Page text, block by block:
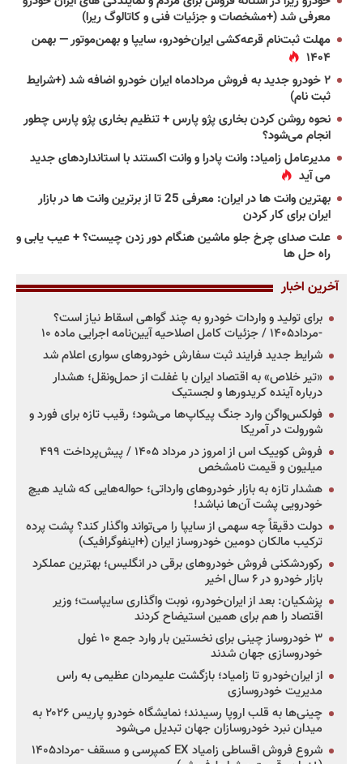
معرفی شد (+مشخصات و جزئیات فنی و کاتالوگ ریرا)
مهلت ثبت‌نام قرعه‌کشی ایران‌خودرو، سایپا و بهمن‌موتور — بهمن
۱۴۰۴
۲ خودرو جدید به فروش مردادماه ایران خودرو اضافه شد (+شرایط
ثبت نام)
نحوه روشن کردن بخاری پژو پارس + تنظیم بخاری پژو پارس چطور
انجام می‌شود؟
مدیرعامل زامیاد: وانت پادرا و وانت اکستند با استانداردهای جدید
می آید
بهترین وانت ها در ایران: معرفی 25 تا از برترین وانت ها در بازار
ایران برای کار کردن
علت صدای چرخ جلو ماشین هنگام دور زدن چیست؟ + عیب یابی و
راه حل ها
آخرین اخبار
برای تولید و واردات خودرو به چند گواهی اسقاط نیاز است؟
-مرداد۱۴۰۵ / جزئیات کامل اصلاحیه آیین‌نامه اجرایی ماده ۱۰
شرایط جدید فرایند ثبت سفارش خودروهای سواری اعلام شد
«تیر خلاص» به اقتصاد ایران با غفلت از حمل‌ونقل؛ هشدار
درباره آینده کریدورها و لجستیک
فولکس‌واگن وارد جنگ پیکاپ‌ها می‌شود؛ رقیب تازه برای فورد و
شورولت در آمریکا
فروش کوییک اس از امروز در مرداد ۱۴۰۵ / پیش‌پرداخت ۴۹۹
میلیون و قیمت نامشخص
هشدار تازه به بازار خودروهای وارداتی؛ حواله‌هایی که شاید هیچ
خودرویی پشت آن‌ها نباشد!
دولت دقیقاً چه سهمی از سایپا را می‌تواند واگذار کند؟ پشت پرده
ترکیب مالکان دومین خودروساز ایران (+اینفوگرافیک)
رکوردشکنی فروش خودروهای برقی در انگلیس؛ بهترین عملکرد
بازار خودرو در ۶ سال اخیر
پزشکیان: بعد از ایران‌خودرو، نوبت واگذاری سایپاست؛ وزیر
اقتصاد را هم برای همین استیضاح کردند
۳ خودروساز چینی برای نخستین بار وارد جمع ۱۰ غول
خودروسازی جهان شدند
از ایران‌خودرو تا زامیاد؛ بازگشت علیمردان عظیمی به راس
مدیریت خودروسازی
چینی‌ها به قلب اروپا رسیدند؛ نمایشگاه خودرو پاریس ۲۰۲۶ به
میدان نبرد خودروسازان جهان تبدیل می‌شود
شروع فروش اقساطی زامیاد EX کمپرسی و مسقف -مرداد۱۴۰۵